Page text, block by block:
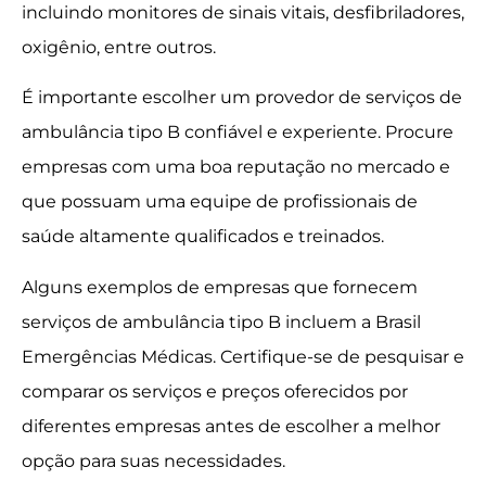
incluindo monitores de sinais vitais, desfibriladores,
oxigênio, entre outros.
É importante escolher um provedor de serviços de
ambulância tipo B confiável e experiente. Procure
empresas com uma boa reputação no mercado e
que possuam uma equipe de profissionais de
saúde altamente qualificados e treinados.
Alguns exemplos de empresas que fornecem
serviços de ambulância tipo B incluem a Brasil
Emergências Médicas. Certifique-se de pesquisar e
comparar os serviços e preços oferecidos por
diferentes empresas antes de escolher a melhor
opção para suas necessidades.